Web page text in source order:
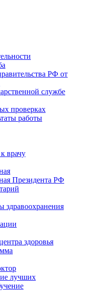
РФ от
службе
проверках
работы
врачу
Президента РФ
здравоохранения
здоровья
лучших